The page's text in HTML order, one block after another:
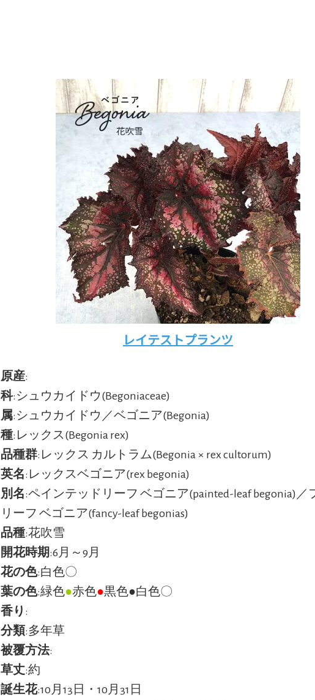
レイテストプランツ
原産:
科:シュウカイドウ(Begoniaceae)
属:シュウカイドウ／ベゴニア(Begonia)
種:レックス(Begonia rex)
品種群:レックス カルトラム(Begonia × rex cultorum)
英名:レックスベゴニア(rex begonia)
別名:ペインテッドリーフ ベゴニア(painted-leaf begonia)／
リーフ ベゴニア(fancy-leaf begonias)
品種:花吹雪
開花時期 :6月～9月
花の色:白色〇
葉の色:緑色●赤色●黒色●白色〇
香り :
分類:多年草
被覆方法:
草丈:約
誕生花:10月13日・10月31日